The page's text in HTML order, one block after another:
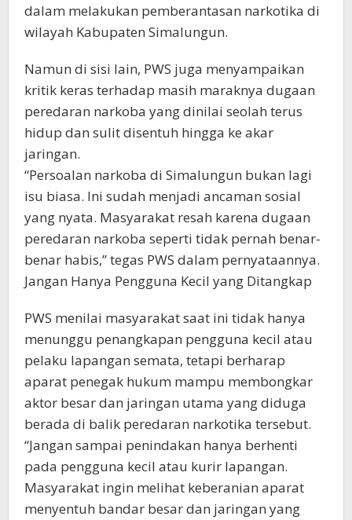
dalam melakukan pemberantasan narkotika di
wilayah Kabupaten Simalungun.
Namun di sisi lain, PWS juga menyampaikan
kritik keras terhadap masih maraknya dugaan
peredaran narkoba yang dinilai seolah terus
hidup dan sulit disentuh hingga ke akar
jaringan.
“Persoalan narkoba di Simalungun bukan lagi
isu biasa. Ini sudah menjadi ancaman sosial
yang nyata. Masyarakat resah karena dugaan
peredaran narkoba seperti tidak pernah benar-
benar habis,” tegas PWS dalam pernyataannya.
Jangan Hanya Pengguna Kecil yang Ditangkap
PWS menilai masyarakat saat ini tidak hanya
menunggu penangkapan pengguna kecil atau
pelaku lapangan semata, tetapi berharap
aparat penegak hukum mampu membongkar
aktor besar dan jaringan utama yang diduga
berada di balik peredaran narkotika tersebut.
“Jangan sampai penindakan hanya berhenti
pada pengguna kecil atau kurir lapangan.
Masyarakat ingin melihat keberanian aparat
menyentuh bandar besar dan jaringan yang